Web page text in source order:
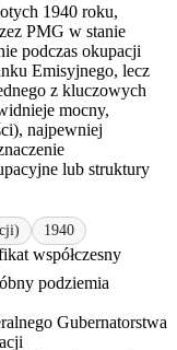
1940 roku,
PMG w stanie
podczas okupacji
Emisyjnego, lecz
z kluczowych
mocny,
najpewniej
lub struktury
1940
współczesny
podziemia
Gubernatorstwa